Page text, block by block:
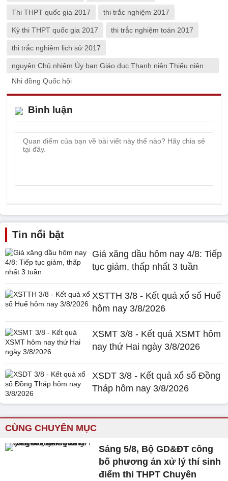
Thi THPT quốc gia 2017 thi trắc nghiệm 2017
Kỳ thi THPT quốc gia 2017 thi trắc nghiệm toán 2017
thi trắc nghiệm lịch sử 2017
nguyên Chủ nhiệm Ủy ban Giáo dục Thanh niên Thiếu niên
Nhi đồng Quốc hội
Bình luận
Tin nổi bật
Giá xăng dầu hôm nay 4/8: Tiếp
tục giảm, thấp nhất 3 tuần
XSTTH 3/8 - Kết quả xổ số Huế
hôm nay 3/8/2026
XSMT 3/8 - Kết quả XSMT hôm
nay thứ Hai ngày 3/8/2026
XSDT 3/8 - Kết quả xổ số Đồng
Tháp hôm nay 3/8/2026
CÙNG CHUYÊN MỤC
Sáng 5/8, Bộ GD&ĐT công
bố phương án xử lý thí sinh
điểm thi THPT Chuyên